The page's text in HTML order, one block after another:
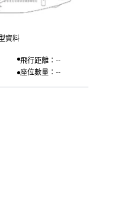
資料
飛行距離：--
座位數量：--